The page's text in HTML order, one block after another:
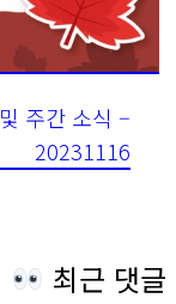
주간 소식 –
20231116
최근 댓글